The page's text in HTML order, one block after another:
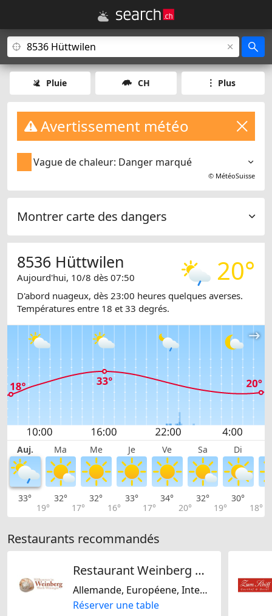
Pluie CH Plus
Avertissement météo
Vague de chaleur: Danger marqué
© MétéoSuisse
Montrer carte des dangers
20°
8536 Hüttwilen
Aujourd'hui, 10/8 dès 07:50
D'abord nuageux, dès 23:00 heures quelques averses.
Températures entre 18 et 33 degrés.
Auj. Ma Me Je Ve Sa Di
33°
19°
32°
17°
32°
16°
33°
17°
34°
20°
32°
19°
30°
18°
Restaurants recommandés
Restaurant Weinberg Warth
Allemande, Européene, Internationale, De saison, Autrichienne, Suisse, Malaise
Réserver une table